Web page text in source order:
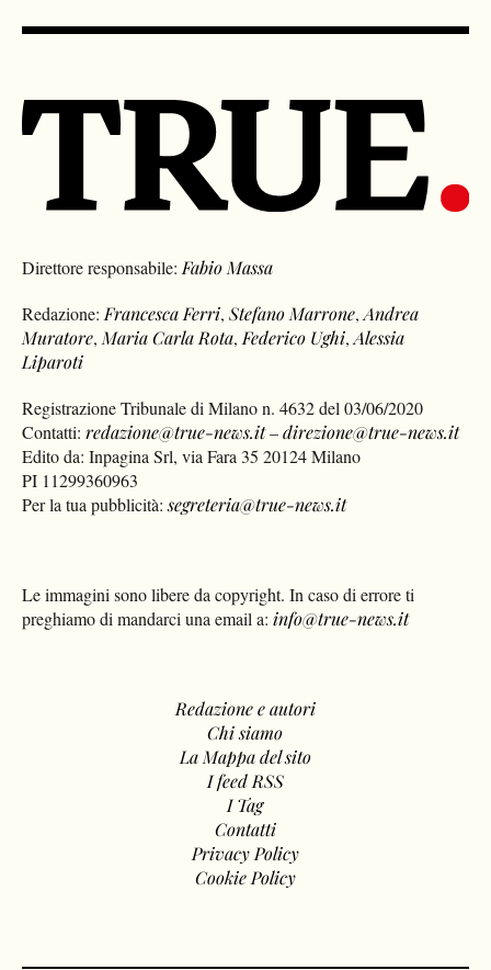
Direttore responsabile:Fabio Massa
Redazione:Francesca Ferri,Stefano Marrone,Andrea
Muratore,Maria Carla Rota,Federico Ughi,Alessia
Liparoti
Registrazione Tribunale di Milano n. 4632 del 03/06/2020
Contatti:redazione@true-news.it–direzione@true-news.it
Edito da: Inpagina Srl, via Fara 35 20124 Milano
PI 11299360963
Per la tua pubblicità:segreteria@true-news.it
Le immagini sono libere da copyright. In caso di errore ti
preghiamo di mandarci una email a: info@true-news.it
Redazione e autori
Chi siamo
La Mappa del sito
I feed RSS
I Tag
Contatti
Privacy Policy
Cookie Policy